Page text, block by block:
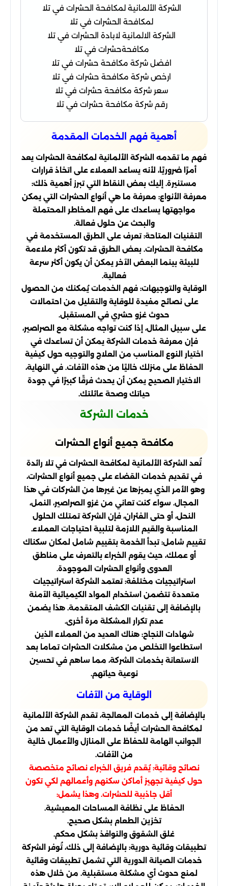
الشركة الألمانية لمكافحة الحشرات في تلا
لمكافحة الحشرات في تلا
الشركة الالمانية لابادة الحشرات في تلا
مكافحةحشرات في تلا
افضل شركة مكافحة حشرات في تلا
ارخص شركة مكافحة حشرات في تلا
سعر شركة مكافحة حشرات في تلا
رقم شركة مكافحة حشرات في تلا
أهمية فهم الخدمات المقدمة
فهم ما تقدمه الشركة الألمانية لمكافحة الحشرات يعد
أمرًا ضروريًا، لأنه يساعد العملاء على اتخاذ قرارات
مستنيرة. إليك بعض النقاط التي تبرز أهمية ذلك:
معرفة الأنواع: معرفة ما هي أنواع الحشرات التي يمكن
مواجهتها يساعدك على فهم المخاطر المحتملة
والبحث عن حلول فعالة.
التقنيات المتاحة: تعرف على الطرق المستخدمة في
مكافحة الحشرات. بعض الطرق قد تكون أكثر ملاءمة
للبيئة بينما البعض الآخر يمكن أن يكون أكثر سرعة
فعالية.
الوقاية والتوجيهات: فهم الخدمات يُمكنك من الحصول
على نصائح مفيدة للوقاية والتقليل من احتمالات
حدوث غزو حشري في المستقبل.
على سبيل المثال، إذا كنت تواجه مشكلة مع الصراصير،
فإن معرفة خدمات الشركة يمكن أن تساعدك في
اختيار النوع المناسب من العلاج والتوجيه حول كيفية
الحفاظ على منزلك خاليًا من هذه الآفات. في النهاية،
الاختيار الصحيح يمكن أن يحدث فرقًا كبيرًا في جودة
حياتك وصحة عائلتك.
خدمات الشركة
مكافحة جميع أنواع الحشرات
تُعد الشركة الألمانية لمكافحة الحشرات في تلا رائدة
في تقديم خدمات القضاء على جميع أنواع الحشرات،
وهو الأمر الذي يميزها عن غيرها من الشركات في هذا
المجال. سواء كنت تعاني من غزو الصراصير، النمل،
النحل، أو حتى الفئران، فإن الشركة تمتلك الحلول
المناسبة والقيم اللازمة لتلبية احتياجات العملاء.
تقييم شامل: تبدأ الخدمة بتقييم شامل لمكان سكناك
أو عملك، حيث يقوم الخبراء بالتعرف على مناطق
العدوى وأنواع الحشرات الموجودة.
استراتيجيات مختلفة: تعتمد الشركة استراتيجيات
متعددة تتضمن استخدام المواد الكيميائية الآمنة
بالإضافة إلى تقنيات الكشف المتقدمة. هذا يضمن
عدم تكرار المشكلة مرة أخرى.
شهادات النجاح: هناك العديد من العملاء الذين
استطاعوا التخلص من مشكلات الحشرات تماما بعد
الاستعانة بخدمات الشركة، مما ساهم في تحسين
نوعية حياتهم.
الوقاية من الآفات
بالإضافة إلى خدمات المعالجة، تقدم الشركة الألمانية
لمكافحة الحشرات أيضًا خدمات الوقاية التي تعد من
الجوانب الهامة للحفاظ على المنازل والأعمال خالية
من الآفات.
نصائح وقائية: يُقدم فريق الخبراء نصائح متخصصة
حول كيفية تجهيز أماكن سكنهم وأعمالهم لكي تكون
أقل جاذبية للحشرات. وهذا يشمل:
الحفاظ على نظافة المساحات المعيشية.
تخزين الطعام بشكل صحيح.
غلق الشقوق والنوافذ بشكل محكم.
تطبيقات وقائية دورية: بالإضافة إلى ذلك، تُوفر الشركة
خدمات الصيانة الدورية التي تشمل تطبيقات وقائية
لمنع حدوث أي مشكلة مستقبلية. من خلال هذه